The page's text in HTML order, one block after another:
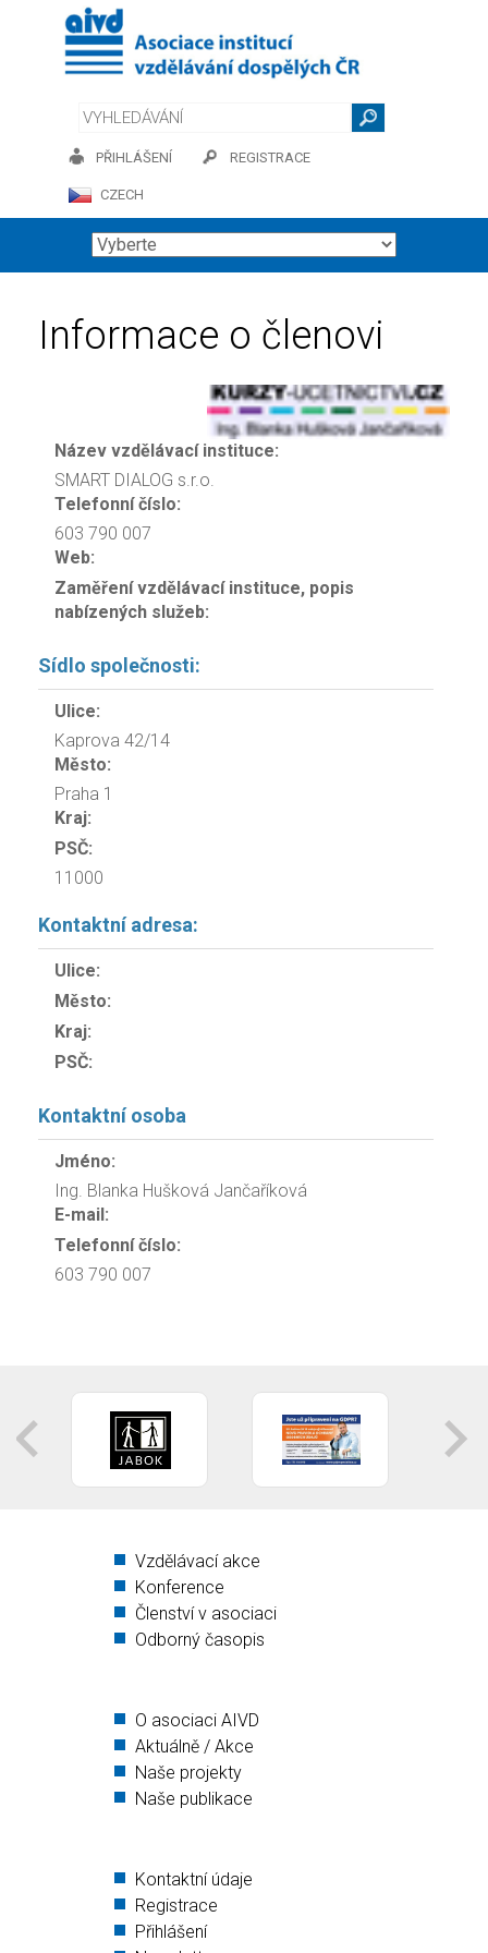
CZECH
PŘIHLÁŠENÍ REGISTRACE
Informace o členovi
Název vzdělávací instituce:
SMART DIALOG s.r.o.
Telefonní číslo:
603 790 007
Web:
Zaměření vzdělávací instituce, popis
nabízených služeb:
Sídlo společnosti:
Ulice:
Kaprova 42/14
Město:
Praha 1
Kraj:
PSČ:
11000
Kontaktní adresa:
Ulice:
Město:
Kraj:
PSČ:
Kontaktní osoba
Jméno:
Ing. Blanka Hušková Jančaříková
E-mail:
Telefonní číslo:
603 790 007
Vzdělávací akce
Konference
Členství v asociaci
Odborný časopis
O asociaci AIVD
Aktuálně / Akce
Naše projekty
Naše publikace
Kontaktní údaje
Registrace
Přihlášení